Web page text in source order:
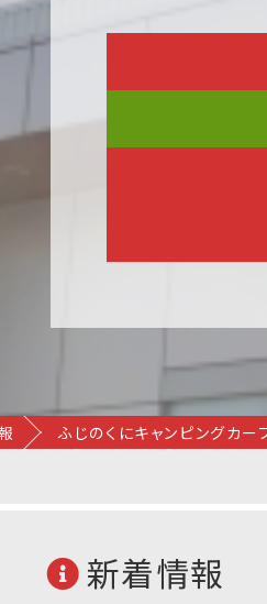
ふじのくにキャンピングカー
新着情報